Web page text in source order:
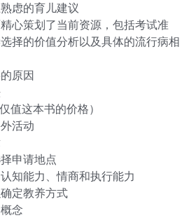
虑的育儿建议
心策划了当前资源，包括考试准
择的价值分析以及具体的流行病相
原因
值这本书的价格）
活动
申请地点
知能力、情商和执行能力
定教养方式
念